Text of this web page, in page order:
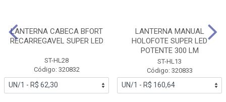
LANTERNA CABECA BFORT
RECARREGAVEL SUPER LED
ST-HL28
Código: 320832
LANTERNA MANUAL
HOLOFOTE SUPER LED
POTENTE 300 LM
ST-HL13
Código: 320833